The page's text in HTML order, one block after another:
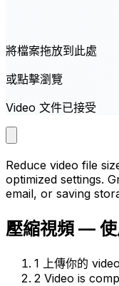
將檔案拖放到此處
或點擊瀏覽
Video 文件已接受
Reduce video file
optimized settings.
email, or saving
壓縮視頻 —
1
上傳你的
2 Video is